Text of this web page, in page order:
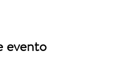
evento